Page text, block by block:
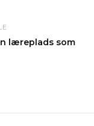
læreplads som